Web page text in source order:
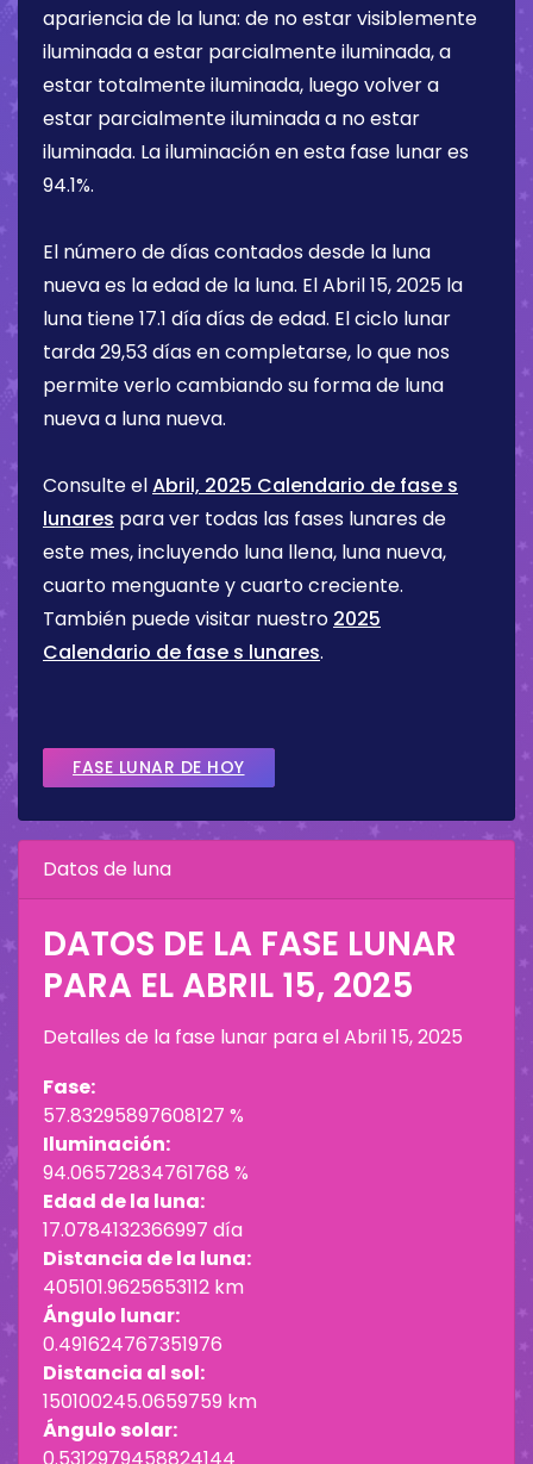
apariencia de la luna: de no estar visiblemente
iluminada a estar parcialmente iluminada, a
estar totalmente iluminada, luego volver a
estar parcialmente iluminada a no estar
iluminada. La iluminación en esta fase lunar es
94.1%.
El número de días contados desde la luna
nueva es la edad de la luna. ElAbril 15, 2025 la
luna tiene17.1 díadías de edad. El ciclo lunar
tarda 29,53 días en completarse, lo que nos
permite verlo cambiando su forma de luna
nueva a luna nueva.
Consulte elAbril, 2025 Calendario de fase s
lunares para ver todas las fases lunares de
este mes, incluyendo luna llena, luna nueva,
cuarto menguante y cuarto creciente.
También puede visitar nuestro 2025
Calendario de fase s lunares.
FASE LUNAR DE HOY
Datos de luna
DATOS DE LA FASE LUNAR
PARA EL ABRIL 15, 2025
Detalles de la fase lunar para elAbril 15, 2025
Fase:
57.83295897608127 %
Iluminación:
94.06572834761768 %
Edad de la luna:
17.0784132366997 día
Distancia de la luna:
405101.9625653112 km
Ángulo lunar:
0.491624767351976
Distancia al sol:
150100245.0659759 km
Ángulo solar: